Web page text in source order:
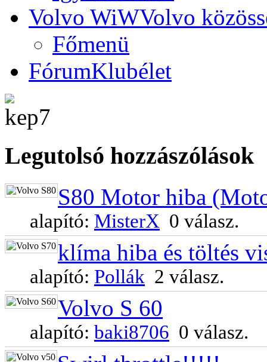
Volvo WiWVolvo
Főmenü
FórumKlubélet
Legutolsó hozzászólások
S80 Motor hiba
alapító: MisterX 0 válasz.
klíma hiba és töltés
alapító: Pollák 2 válasz.
Volvo S 60
alapító: baki8706 0 válasz.